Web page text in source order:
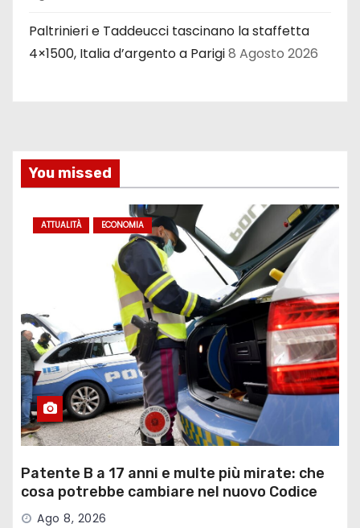
Paltrinieri e Taddeucci tascinano la staffetta
4×1500, Italia d’argento a Parigi8 Agosto 2026
You missed
ATTUALITÀ ECONOMIA
Patente B a 17 anni e multe più mirate: che
cosa potrebbe cambiare nel nuovo Codice
della Strada
Ago 8, 2026